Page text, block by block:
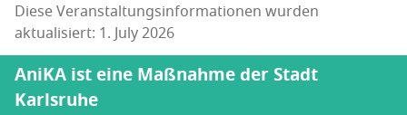
Diese Veranstaltungsinformationen wurden
aktualisiert: 1. July 2026
AniKA ist eine Maßnahme der Stadt
Karlsruhe